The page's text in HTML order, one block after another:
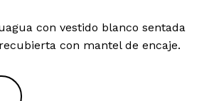
con vestido blanco sentada
con mantel de encaje.